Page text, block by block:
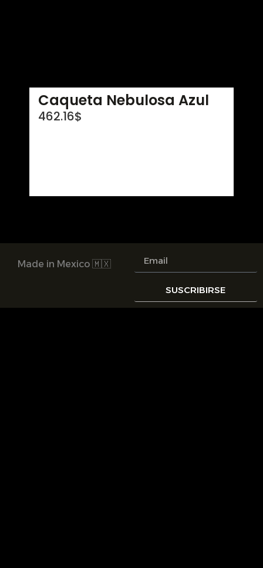
Caqueta Nebulosa Azul
462.16$
Made in Mexico 🇲🇽
SUSCRIBIRSE